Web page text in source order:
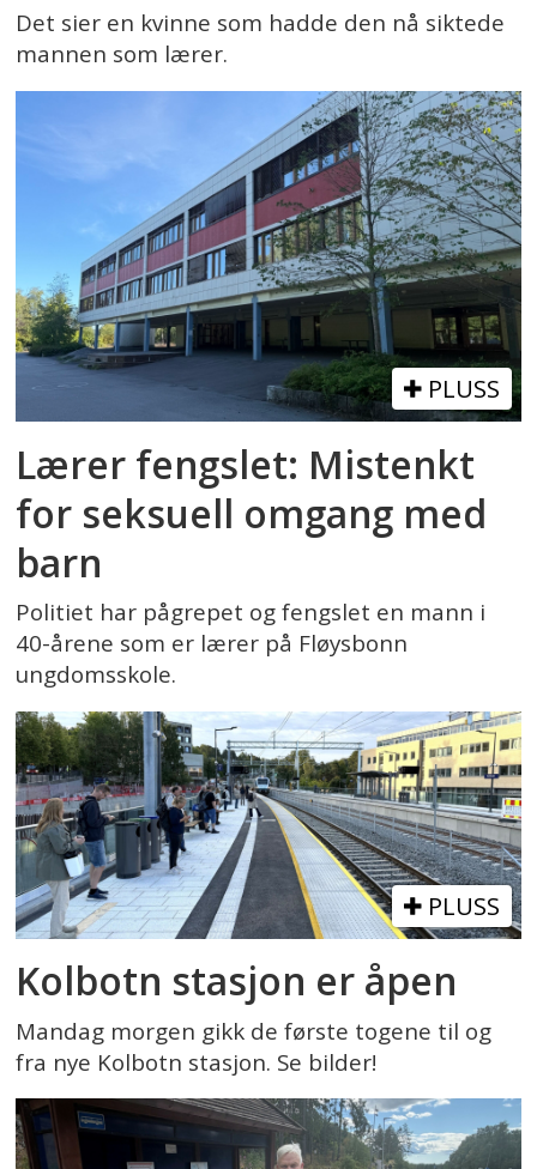
Det sier en kvinne som hadde den nå siktede
mannen som lærer.
PLUSS
Lærer fengslet: Mistenkt
for seksuell omgang med
barn
Politiet har pågrepet og fengslet en mann i
40-årene som er lærer på Fløysbonn
ungdomsskole.
PLUSS
Kolbotn stasjon er åpen
Mandag morgen gikk de første togene til og
fra nye Kolbotn stasjon. Se bilder!